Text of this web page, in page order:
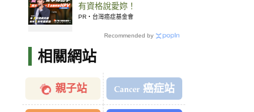
有資格說愛妳！
PR・台灣癌症基金會
Recommended by
相關網站
親子站 癌症站